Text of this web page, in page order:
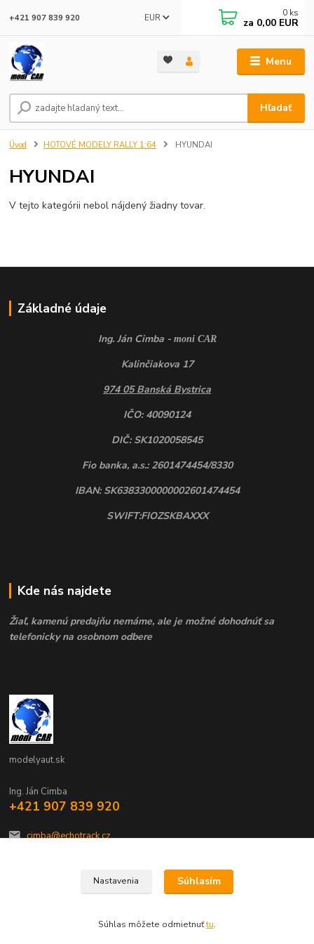
Menu
EUR
Hľadať
+421 907 839 920 0 ks
za 0,00 EUR
Úvod HOTOVÉ MODELY RALLY 1:64 HYUNDAI
HYUNDAI
V tejto kategórii nebol nájdený žiadny tovar.
Základné údaje
Ing. Ján Cimba - moni CAR
Kalinčiakova 17
974 05 Banská Bystrica
IČO: 40090124
DIČ: SK1020058545
Fio banka, a.s.: 2601474454/8330
IBAN: SK6383300000002601474454
SWIFT:FIOZSKBAXXX
Kde nás najdete
Žiaľ, kamenú predajňu nemáme, ale je možné dohodnúť sa
telefonicky na osobnom odbere
modelyaut.sk
Ing. Ján Cimba
+421 907 839 920
cimba@echotrack.cz
Nastavenia Súhlasím
Súhlas môžete odmietnuťtu.